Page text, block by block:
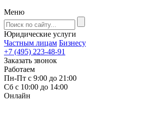
Меню
Юридические услуги
Частным лицам Бизнесу
+7 (495) 223-48-91
Заказать звонок
Работаем
Пн-Пт с 9:00 до 21:00
Сб с 10:00 до 14:00
Онлайн